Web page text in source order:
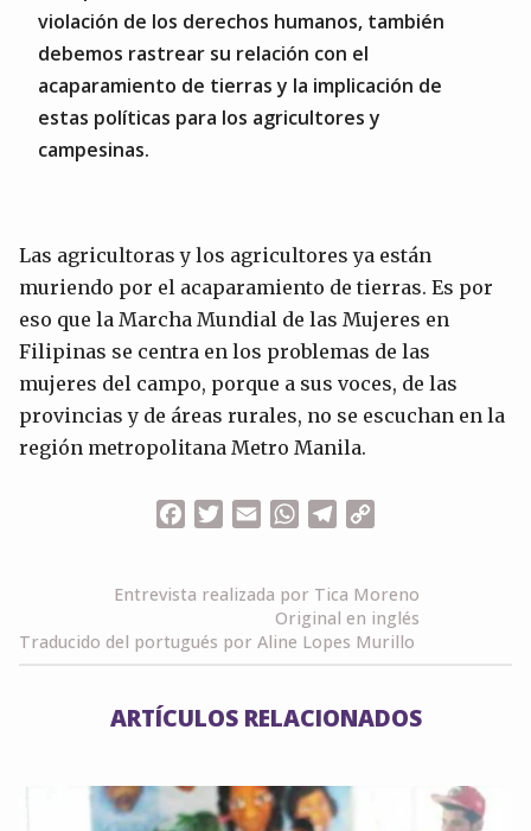
violación de los derechos humanos, también
debemos rastrear su relación con el
acaparamiento de tierras y la implicación de
estas políticas para los agricultores y
campesinas.
Las agricultoras y los agricultores ya están
muriendo por el acaparamiento de tierras. Es por
eso que la Marcha Mundial de las Mujeres en
Filipinas se centra en los problemas de las
mujeres del campo, porque a sus voces, de las
provincias y de áreas rurales, no se escuchan en la
región metropolitana Metro Manila.
FacebookTwitterEmailWhatsApp
Telegram
Entrevista realizada por Tica Moreno
Original en inglés
Traducido del portugués por Aline Lopes Murillo
ARTÍCULOS RELACIONADOS